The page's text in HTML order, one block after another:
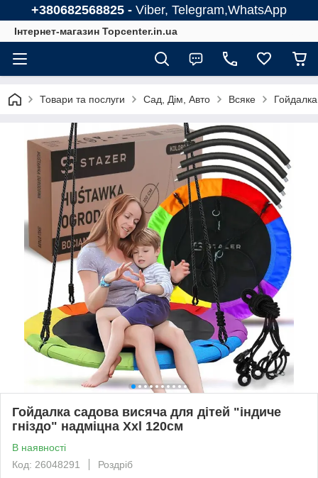
+380682568825 - Viber, Telegram,WhatsApp
Інтернет-магазин Topcenter.in.ua
Товари та послуги Сад, Дім, Авто Всяке
Гойдалка садова висяча для дітей "індиче
гніздо" надміцна Xxl 120см
В наявності
Код: 26048291
Роздріб